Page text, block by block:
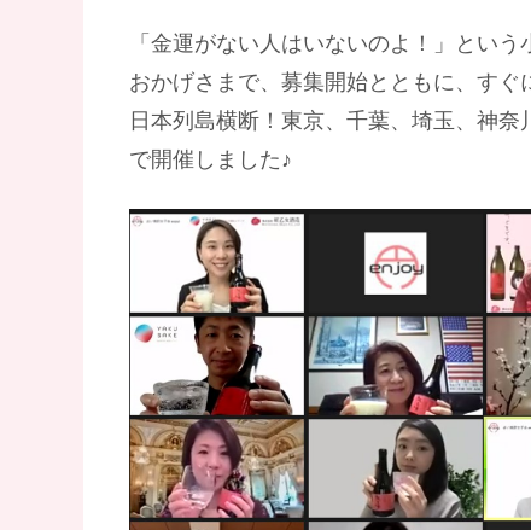
「金運がない人はいないのよ！」とい
おかげさまで、募集開始とともに、すぐ
日本列島横断！東京、千葉、埼玉、神
で開催しました♪